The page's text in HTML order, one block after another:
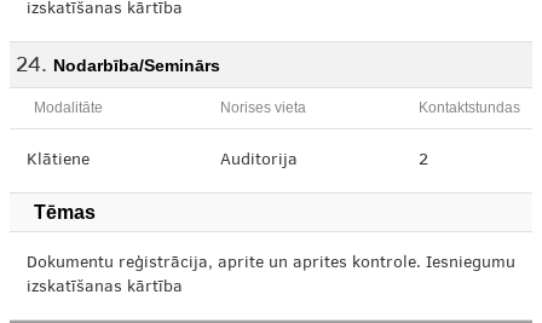
izskatīšanas kārtība
Nodarbība/Seminārs
Modalitāte Norises vieta Kontaktstundas
Klātiene Auditorija 2
Tēmas
Dokumentu reģistrācija, aprite un aprites kontrole. Iesniegumu
izskatīšanas kārtība